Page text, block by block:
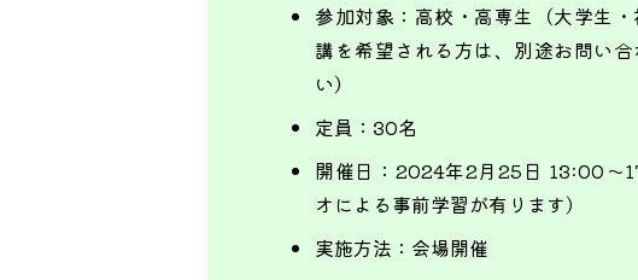
参加対象： 高校・高専生（大学生
講を希望される方は、別途お問い合
い）
定員： 30名
開催日： 2024年2月25日 13:00～
オによる事前学習が有ります）
実施方法： 会場開催